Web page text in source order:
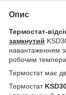
Опис
Термостат-
замкнутий
навантаженням
робочим
Термостат має
Термостат